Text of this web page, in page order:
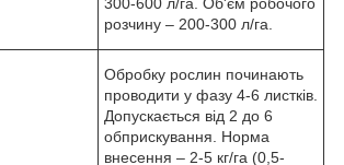
розчину – 200-300 л/га.
Обробку рослин починають
проводити у фазу 4-6 листків.
Допускається від 2 до 6
обприскування. Норма
внесення – 2-5 кг/га (0,5-